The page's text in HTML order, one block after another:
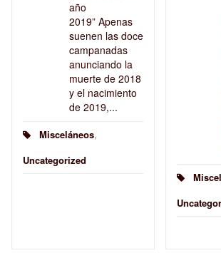
año
2019” Apenas
suenen las doce
campanadas
anunciando la
muerte de 2018
y el nacimiento
de 2019,...
Misceláneos,
Uncategorized